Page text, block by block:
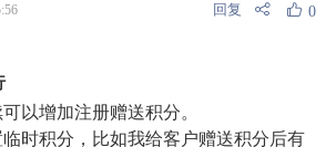
回复 0
以增加注册赠送积分。
时积分，比如我给客户赠送积分后有